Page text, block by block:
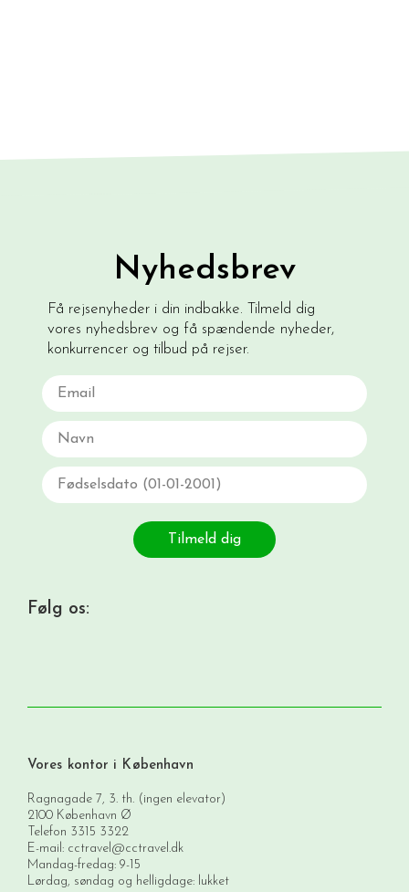
Nyhedsbrev
Få rejsenyheder i din indbakke. Tilmeld dig
vores nyhedsbrev og få spændende nyheder,
konkurrencer og tilbud på rejser.
Email
Navn
Fødselsdato
Tilmeld dig
Følg os:
Vores kontor i København
Ragnagade 7, 3. th. (ingen elevator)
2100 København Ø
Telefon 3315 3322
E-mail: cctravel@cctravel.dk
Mandag-fredag: 9-15
Lørdag, søndag og helligdage: lukket